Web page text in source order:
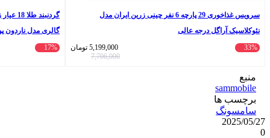
سرویس غذاخوری 29 پارچه 6 نفر چینی زرین ایران مدل
نئوکلاسیک آراگل درجه عالی
33%
5,199,000 تومان
7,706,000
گالری مدل ناردون پولکی
17%
منبع
sammobile
برچسب ها
سامسونگ
2025/05/27
0